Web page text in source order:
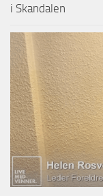
i Skandalen